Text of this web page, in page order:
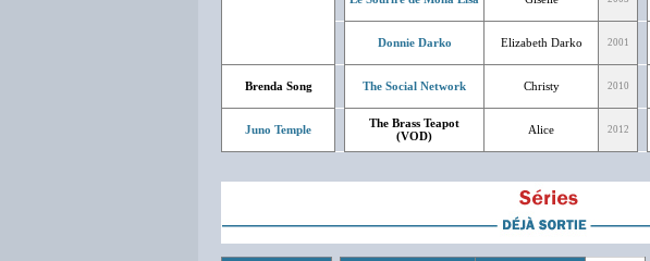
Donnie Darko Elizabeth Darko 2001
Brenda Song The Social Network Christy 2010
Juno Temple
The Brass Teapot
(VOD)
Alice 2012